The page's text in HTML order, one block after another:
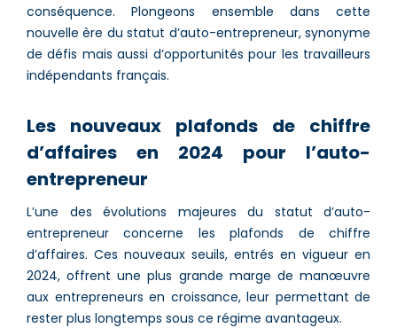
conséquence. Plongeons ensemble dans cette
nouvelle ère du statut d’auto-entrepreneur, synonyme
de défis mais aussi d’opportunités pour les travailleurs
indépendants français.
Les nouveaux plafonds de chiffre
d’affaires en 2024 pour l’auto-
entrepreneur
L’une des évolutions majeures du statut d’auto-
entrepreneur concerne les plafonds de chiffre
d’affaires. Ces nouveaux seuils, entrés en vigueur en
2024, offrent une plus grande marge de manœuvre
aux entrepreneurs en croissance, leur permettant de
rester plus longtemps sous ce régime avantageux.